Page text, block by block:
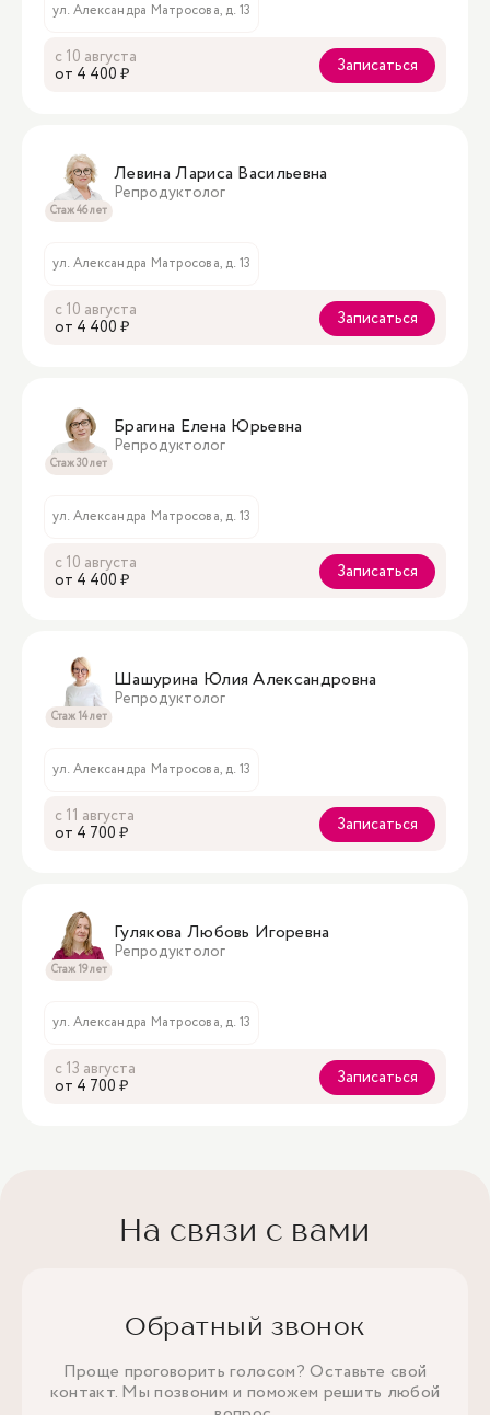
ул. Александра Матросова, д. 13
с 10 августа
oт 4 400 ₽
Записаться
Стаж 46 лет
Левина Лариса Васильевна
Репродуктолог
ул. Александра Матросова, д. 13
с 10 августа
oт 4 400 ₽
Записаться
Стаж 30 лет
Брагина Елена Юрьевна
Репродуктолог
ул. Александра Матросова, д. 13
с 10 августа
oт 4 400 ₽
Записаться
Стаж 14 лет
Шашурина Юлия Александровна
Репродуктолог
ул. Александра Матросова, д. 13
с 11 августа
oт 4 700 ₽
Записаться
Стаж 19 лет
Гулякова Любовь Игоревна
Репродуктолог
ул. Александра Матросова, д. 13
с 13 августа
oт 4 700 ₽
Записаться
На связи с вами
Обратный звонок
Проще проговорить голосом? Оставьте свой
контакт. Мы позвоним и поможем решить любой